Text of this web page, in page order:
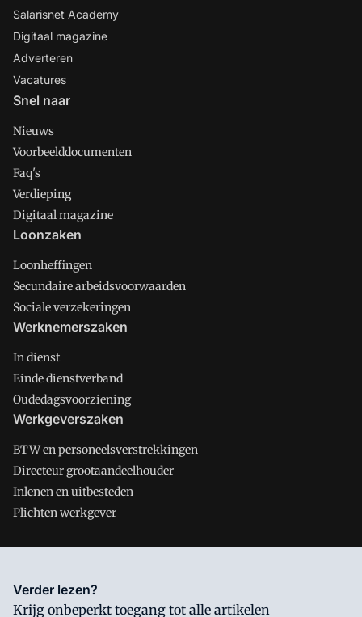
Salarisnet Academy
Digitaal magazine
Adverteren
Vacatures
Snel naar
Nieuws
Voorbeelddocumenten
Faq's
Verdieping
Digitaal magazine
Loonzaken
Loonheffingen
Secundaire arbeidsvoorwaarden
Sociale verzekeringen
Werknemerszaken
In dienst
Einde dienstverband
Oudedagsvoorziening
Werkgeverszaken
BTW en personeelsverstrekkingen
Directeur grootaandeelhouder
Inlenen en uitbesteden
Plichten werkgever
Salarisnet is onderdeel van VMN media. Lees in
waar VMN media voor staat. Op gebruik van deze site zijn de
Verder lezen?
Krijg onbeperkt toegang tot alle artikelen